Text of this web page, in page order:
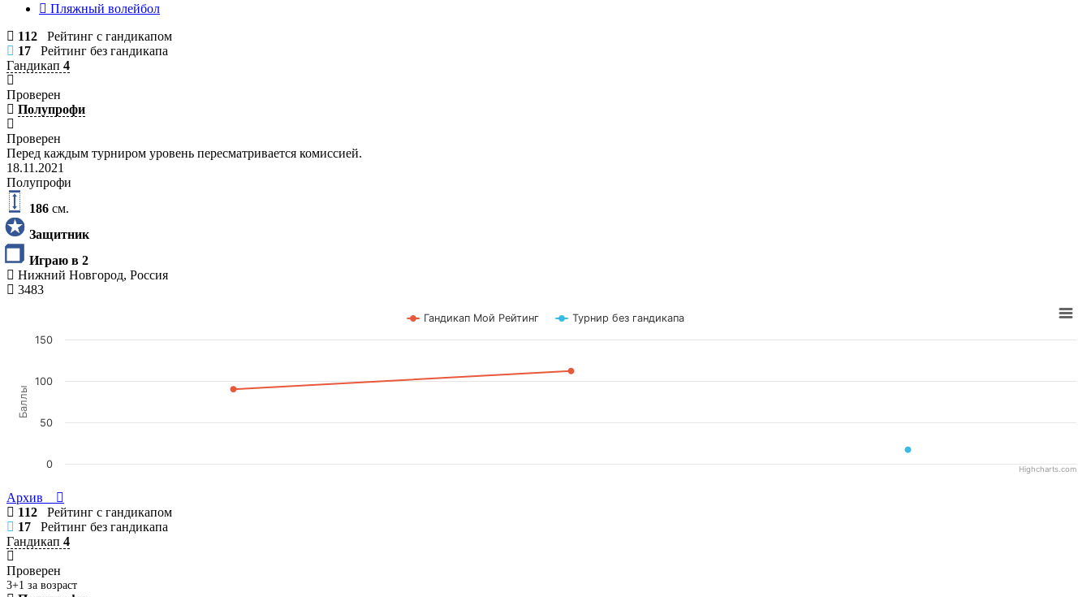
Пляжный волейбол
112 Рейтинг с гандикапом
17 Рейтинг без гандикапа
Гандикап 4
Проверен
Полупрофи
Проверен
Перед каждым турниром уровень пересматривается комиссией.
18.11.2021
Полупрофи
186 см.
Защитник
Играю в 2
Нижний Новгород, Россия
3483
Баллы
Гандикап Мой Рейтинг Турнир без гандикапа
0
50
100
150
Highcharts.com
Архив
112 Рейтинг с гандикапом
17 Рейтинг без гандикапа
Гандикап 4
Проверен
3+1 за возраст